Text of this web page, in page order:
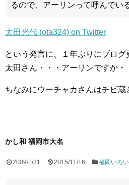
るので、アーリンって呼んでい
太田光代 (ota324) on Twitter
という発言に、１年ぶりにブログ
太田さん・・・アーリンですか・
ちなみにウーチャカさんはチビ蔵
かし和 福岡市大名
2009/1/31 2015/11/16 福岡いろ